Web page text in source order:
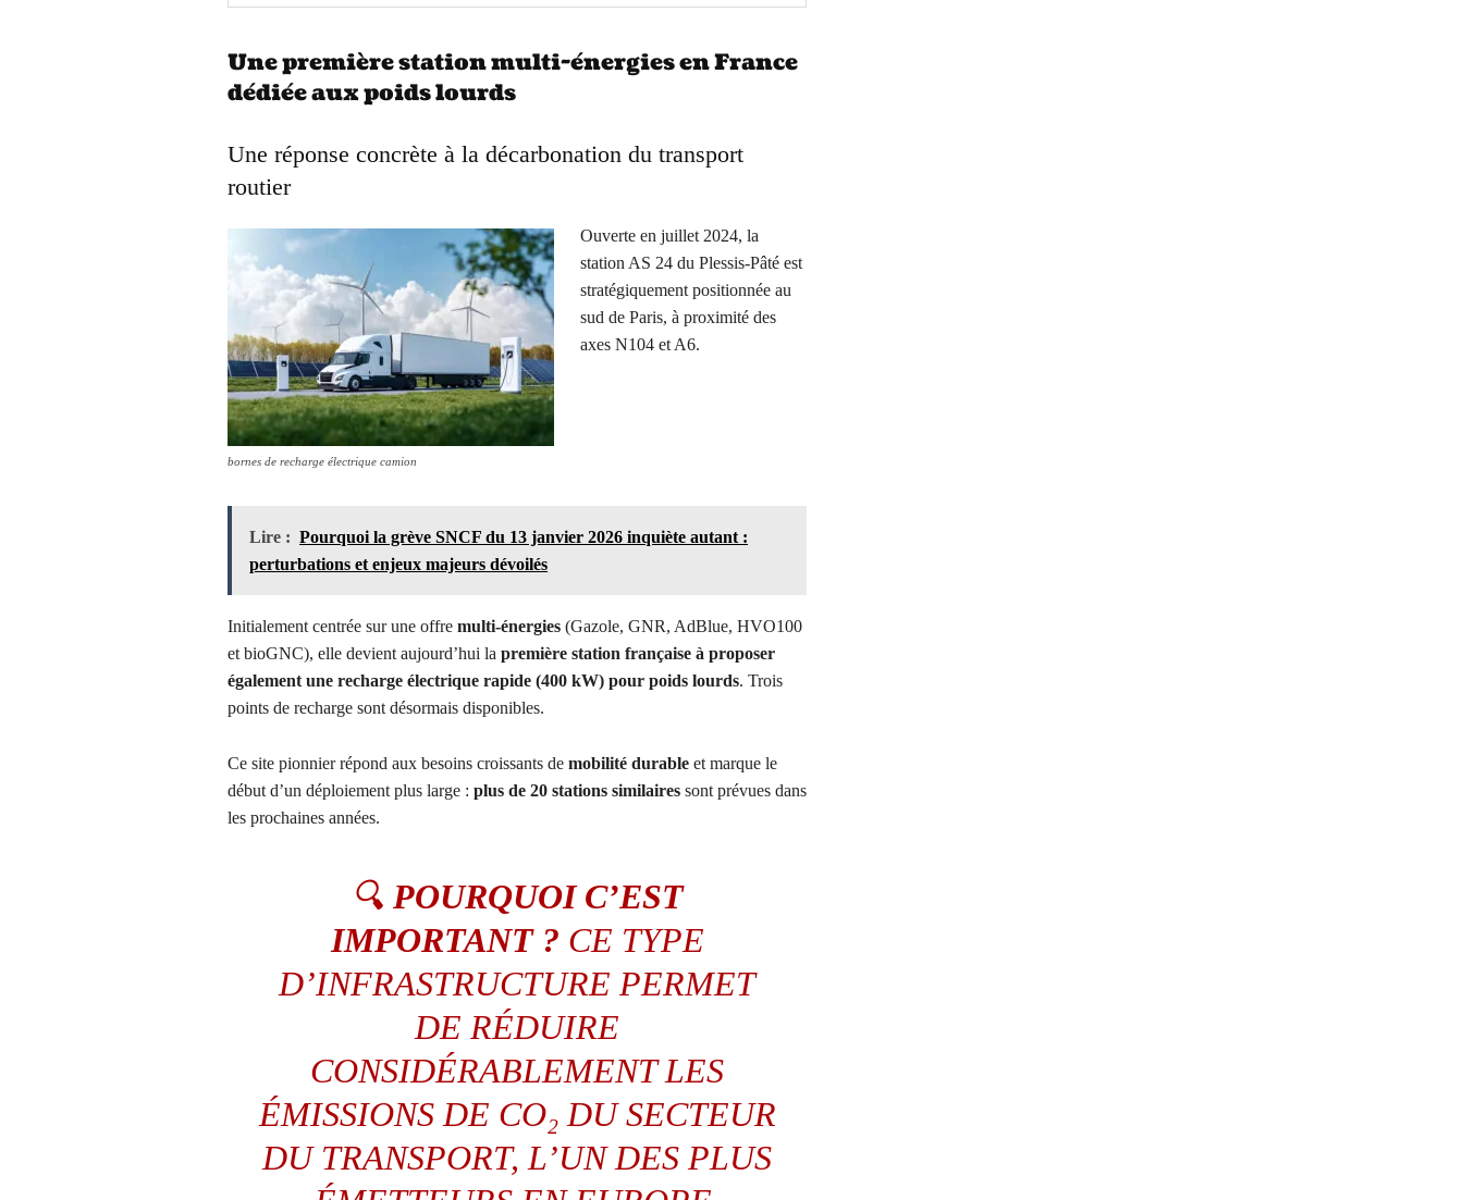
Une première station multi-énergies en France
dédiée aux poids lourds
Une réponse concrète à la décarbonation du transport
routier
bornes de recharge électrique camion
Ouverte en juillet 2024, la
station AS 24 du Plessis-Pâté est
stratégiquement positionnée au
sud de Paris, à proximité des
axes N104 et A6.
Lire : Pourquoi la grève SNCF du 13 janvier 2026 inquiète autant :
perturbations et enjeux majeurs dévoilés
Initialement centrée sur une offremulti-énergies (Gazole, GNR, AdBlue, HVO100
et bioGNC), elle devient aujourd’hui lapremière station française à proposer
également une recharge électrique rapide (400 kW) pour poids lourds. Trois
points de recharge sont désormais disponibles.
Ce site pionnier répond aux besoins croissants demobilité durable et marque le
début d’un déploiement plus large :plus de 20 stations similaires sont prévues dans
les prochaines années.
🔍POURQUOI C’EST
IMPORTANT ? CE TYPE
D’INFRASTRUCTURE PERMET
DE RÉDUIRE
CONSIDÉRABLEMENT LES
ÉMISSIONS DE CO₂ DU SECTEUR
DU TRANSPORT, L’UN DES PLUS